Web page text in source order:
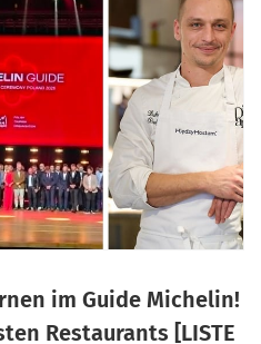
im Guide Michelin!
Restaurants [LISTE